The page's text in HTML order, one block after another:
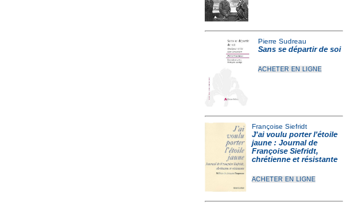
Pierre Sudreau
Sans se départir de soi
ACHETER EN LIGNE
Françoise Siefridt
J'ai voulu porter l'étoile
jaune : Journal de
Françoise Siefridt,
chrétienne et résistante
ACHETER EN LIGNE